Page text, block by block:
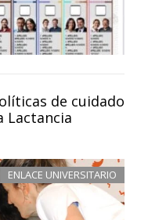
de cuidado
Lactancia
ENLACE UNIVERSITARIO